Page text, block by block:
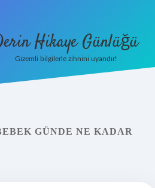
Hikaye Günlüğü
Gizemli bilgilerle zihnini uyandır!
GÜNDE NE KADAR